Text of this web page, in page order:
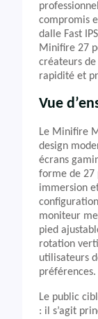
compromis
dalle Fast
Minifire 27
créateurs
rapidité et
Vue
Le Minifire
design
écrans
forme de 27
immersion
moniteur
pied
rotation
utilisateurs
préférences.
Le public
: il s’agit